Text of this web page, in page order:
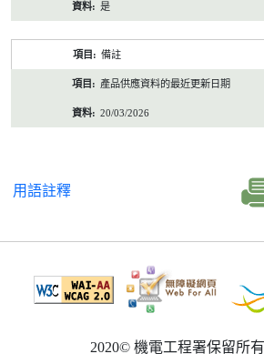
是
備註
產品供應資料的最近更新日期
20/03/2026
用語註釋
2020© 機電工程署保留所